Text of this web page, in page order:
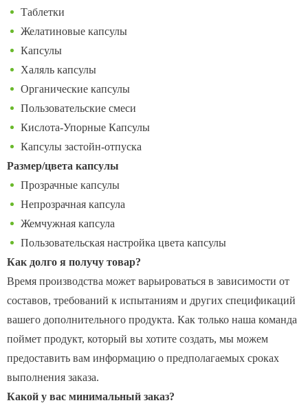
Таблетки
Желатиновые капсулы
Капсулы
Халяль капсулы
Органические капсулы
Пользовательские смеси
Кислота-Упорные Капсулы
Капсулы застойн-отпуска
Размер/цвета капсулы
Прозрачные капсулы
Непрозрачная капсула
Жемчужная капсула
Пользовательская настройка цвета капсулы
Как долго я получу товар?
Время производства может варьироваться в зависимости от
составов, требований к испытаниям и других спецификаций
вашего дополнительного продукта. Как только наша команда
поймет продукт, который вы хотите создать, мы можем
предоставить вам информацию о предполагаемых сроках
выполнения заказа.
Какой у вас минимальный заказ?